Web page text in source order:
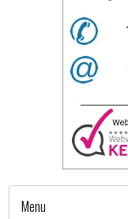
Menu